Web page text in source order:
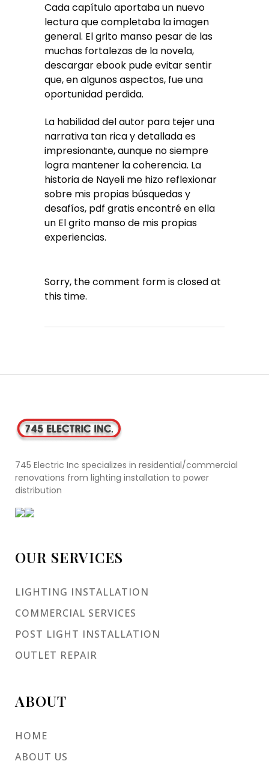
Cada capítulo aportaba un nuevo
lectura que completaba la imagen
general. El grito manso pesar de las
muchas fortalezas de la novela,
descargar ebook pude evitar sentir
que, en algunos aspectos, fue una
oportunidad perdida.
La habilidad del autor para tejer una
narrativa tan rica y detallada es
impresionante, aunque no siempre
logra mantener la coherencia. La
historia de Nayeli me hizo reflexionar
sobre mis propias búsquedas y
desafíos, pdf gratis encontré en ella
un El grito manso de mis propias
experiencias.
Sorry, the comment form is closed at
this time.
745 Electric Inc specializes in residential/commercial
renovations from lighting installation to power
distribution
OUR SERVICES
LIGHTING INSTALLATION
COMMERCIAL SERVICES
POST LIGHT INSTALLATION
OUTLET REPAIR
ABOUT
HOME
ABOUT US